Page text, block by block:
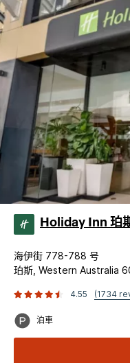
Holiday Inn 珀
海伊街 778-788 号
珀斯, Western Australia
4.55 (1734
泊車